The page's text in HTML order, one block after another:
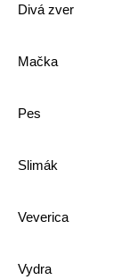
Divá zver
Mačka
Pes
Slimák
Veverica
Vydra